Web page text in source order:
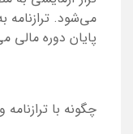
می‌شود. ترازنامه
پایان دوره مالی
چگونه با